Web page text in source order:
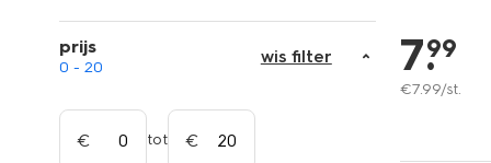
prijs
0 - 20
wis filter
tot
7.
99
€7.99/st.